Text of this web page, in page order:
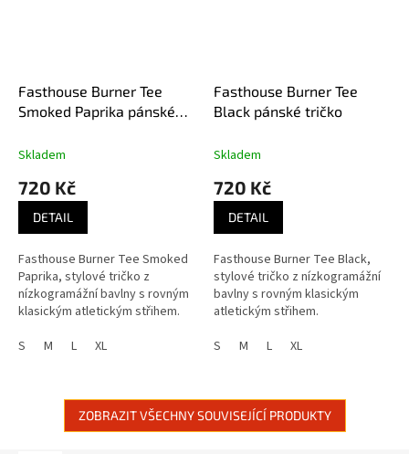
Fasthouse Burner Tee
Smoked Paprika pánské
Skladem
720 Kč
DETAIL
Fasthouse Burner Tee Smoked
Paprika, stylové tričko z
nízkogramážní bavlny s rovným
klasickým atletickým střihem.
S
M L XL
Fasthouse Burner Tee
Black pánské tričko
Skladem
720 Kč
DETAIL
Fasthouse Burner Tee Black,
stylové tričko z nízkogramážní
bavlny s rovným klasickým
atletickým střihem.
S
M L XL
ZOBRAZIT VŠECHNY SOUVISEJÍCÍ PRODUKTY